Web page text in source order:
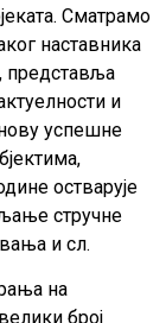
Сматрамо
наставника
представља
и
успешне
остварује
стручне
и сл.
на
број